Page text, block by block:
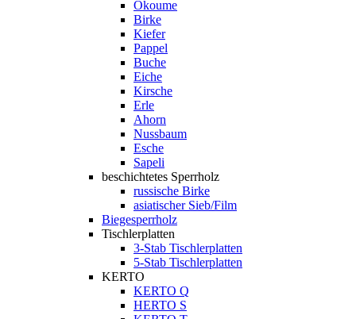
Okoume
Birke
Kiefer
Pappel
Buche
Eiche
Kirsche
Erle
Ahorn
Nussbaum
Esche
Sapeli
beschichtetes Sperrholz
russische Birke
asiatischer Sieb/Film
Biegesperrholz
Tischlerplatten
3-Stab Tischlerplatten
5-Stab Tischlerplatten
KERTO
KERTO Q
HERTO S